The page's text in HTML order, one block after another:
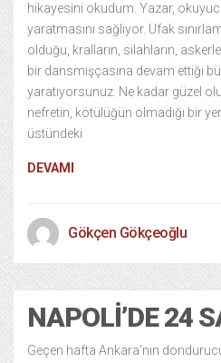
hikayesini okudum. Yazar,
yaratmasını sağlıyor. Ufak
olduğu, kralların, silahların,
bir dansmışçasına devam ettiği
yaratıyorsunuz. Ne kadar güzel
nefretin, kötülüğün olmadığı bir
üstündeki
DEVAMI
Gökçen Gökçeoğlu
NAPOLI’DE 24
Geçen hafta Ankara’nın